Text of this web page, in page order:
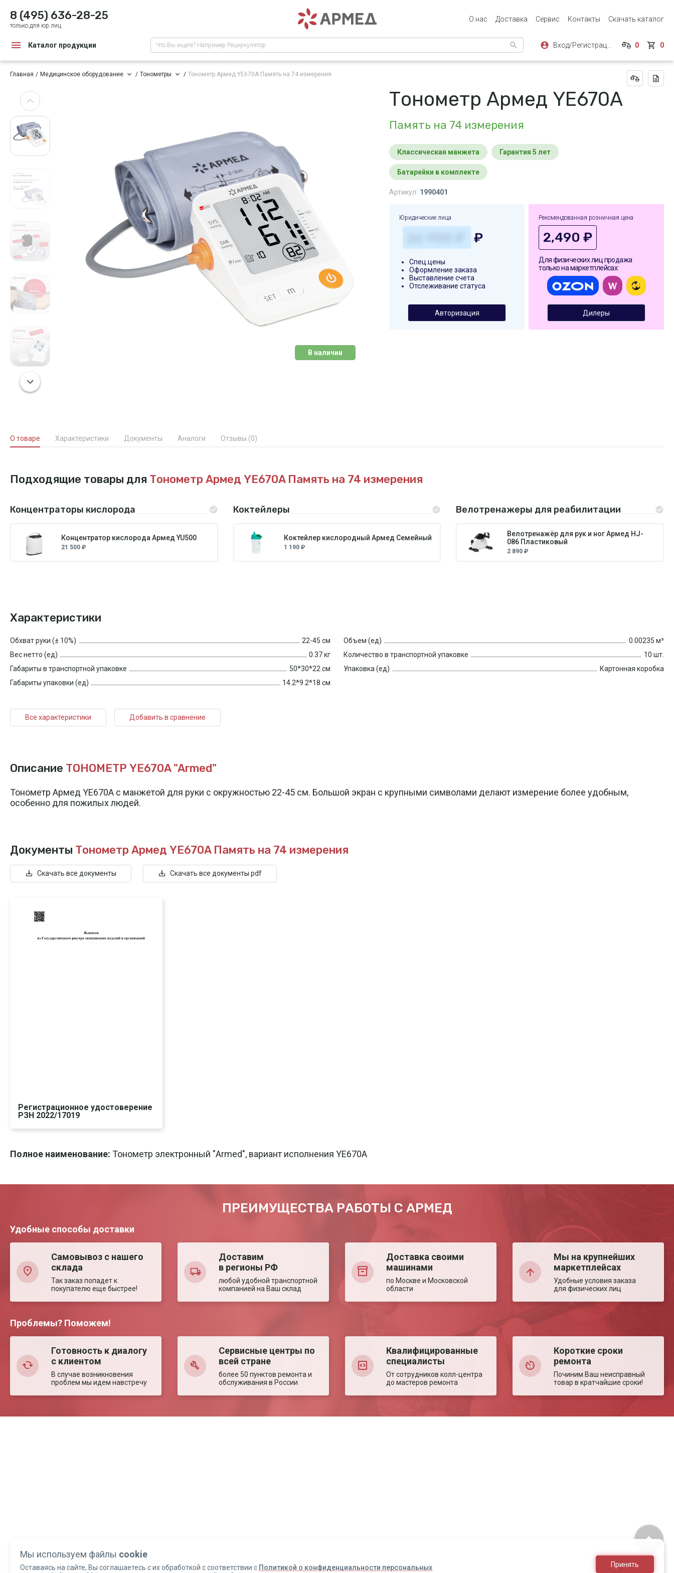
8 (495) 636-28-25
только для юр.лиц
О нас Доставка Сервис Контакты Скачать каталог
Каталог продукции Что Вы ищете? Например Рециркулятор 0 0
Главная Медицинское оборудование Тонометры Тонометр Армед YE670A Память на 74 измерения
В наличии
Тонометр Армед YE670A
Память на 74 измерения
Классическая манжета Гарантия 5 лет
Батарейки в комплекте
Артикул: 1990401
Юридические лица
₽
Спец.цены
Оформление заказа
Выставление счета
Отслеживание статуса
Авторизация
Рекомендованная розничная цена
2,490 ₽
Для физических лиц продажа
только на маркетплейсах:
Дилеры
О товаре Характеристики Документы Аналоги Отзывы (0)
Подходящие товары для Тонометр Армед YE670A Память на 74 измерения
Концентраторы кислорода
Концентратор кислорода Армед YU500
21 500 ₽
Коктейлеры
Коктейлер кислородный Армед Семейный
1 190 ₽
Велотренажеры для реабилитации
Велотренажёр для рук и ног Армед HJ-
086 Пластиковый
2 890 ₽
Характеристики
Обхват руки (± 10%)
22-45 см
Вес нетто (ед)
0.37 кг
Габариты в транспортной упаковке
50*30*22 см
Габариты упаковки (ед)
14.2*9.2*18 см
Объем (ед)
0.00235 м³
Количество в транспортной упаковке
10 шт.
Упаковка (ед)
Картонная коробка
Все характеристики Добавить в сравнение
Описание ТОНОМЕТР YE670A "Armed"
Тонометр Армед YE670A с манжетой для руки с окружностью 22-45 см. Большой экран с крупными символами делают измерение более удобным,
особенно для пожилых людей.
Документы Тонометр Армед YE670A Память на 74 измерения
Скачать все документы Скачать все документы pdf
Регистрационное удостоверение
РЗН 2022/17019
Полное наименование: Тонометр электронный "Armed", вариант исполнения YE670A
ПРЕИМУЩЕСТВА РАБОТЫ С АРМЕД
Удобные способы доставки
Самовывоз с нашего
склада
Так заказ попадет к
покупателю еще быстрее!
Доставим
в регионы РФ
любой удобной транспортной
компанией на Ваш склад
Доставка своими
машинами
по Москве и Московской
области
Мы на крупнейших
маркетплейсах
Удобные условия заказа
для физических лиц
Проблемы? Поможем!
Готовность к диалогу
с клиентом
В случае возникновения
проблем мы идем навстречу
Сервисные центры по
всей стране
более 50 пунктов ремонта и
обслуживания в России
Квалифицированные
специалисты
От сотрудников колл-центра
до мастеров ремонта
Короткие сроки
ремонта
Починим Ваш неисправный
товар в кратчайшие сроки!
Мы используем файлы cookie
Оставаясь на сайте, Вы соглашаетесь с их обработкой с соответствии с Политикой о конфиденциальности персональных
Принять